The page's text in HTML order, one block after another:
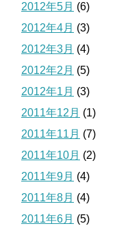
2012年5月 (6)
2012年4月 (3)
2012年3月 (4)
2012年2月 (5)
2012年1月 (3)
2011年12月 (1)
2011年11月 (7)
2011年10月 (2)
2011年9月 (4)
2011年8月 (4)
2011年6月 (5)